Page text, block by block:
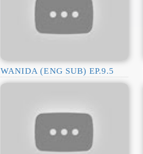
WANIDA (ENG SUB) EP.9.5